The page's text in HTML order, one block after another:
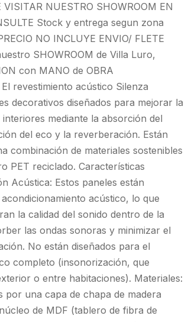
NUESTRO SHOWROOM EN
Stock y entrega segun zona
NO INCLUYE ENVIO/ FLETE
SHOWROOM de Villa Luro,
con MANO de OBRA
revestimiento acústico Silenza
decorativos diseñados para mejorar la
mediante la absorción del
del eco y la reverberación. Están
combinación de materiales sostenibles
PET reciclado. Características
Acústica: Estos paneles están
acústico, lo que
la calidad del sonido dentro de la
las ondas sonoras y minimizar el
No están diseñados para el
completo (insonorización, que
o entre habitaciones). Materiales:
por una capa de chapa de madera
de MDF (tablero de fibra de